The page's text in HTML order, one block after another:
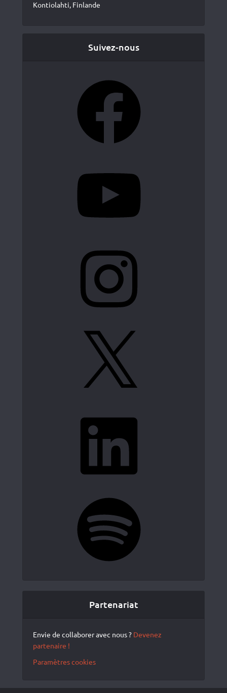
Kontiolahti, Finlande
Suivez-nous
Partenariat
Envie de collaborer avec nous ? Devenez
partenaire !
Paramètres cookies